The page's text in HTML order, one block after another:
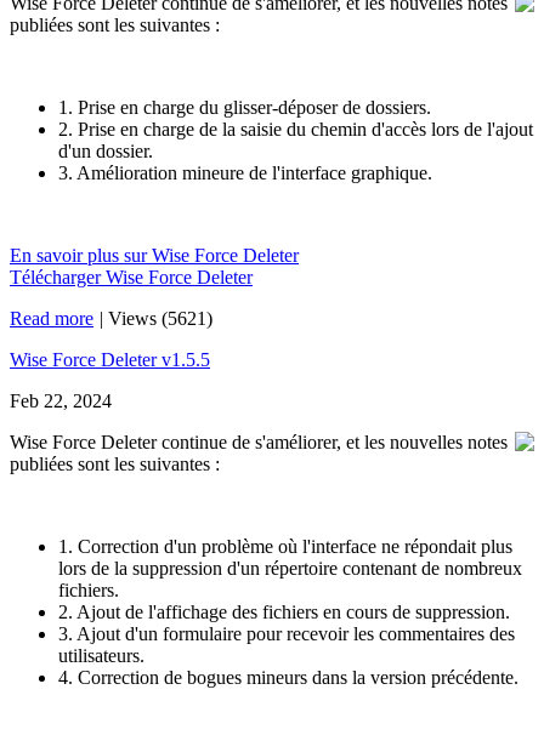
publiées sont les suivantes :
1. Prise en charge du glisser-déposer de dossiers.
2. Prise en charge de la saisie du chemin d'accès lors de l'ajout
d'un dossier.
3. Amélioration mineure de l'interface graphique.
En savoir plus sur Wise Force Deleter
Télécharger Wise Force Deleter
Read more | Views (5621)
Wise Force Deleter v1.5.5
Feb 22, 2024
Wise Force Deleter continue de s'améliorer, et les nouvelles notes
publiées sont les suivantes :
1. Correction d'un problème où l'interface ne répondait plus
lors de la suppression d'un répertoire contenant de nombreux
fichiers.
2. Ajout de l'affichage des fichiers en cours de suppression.
3. Ajout d'un formulaire pour recevoir les commentaires des
utilisateurs.
4. Correction de bogues mineurs dans la version précédente.